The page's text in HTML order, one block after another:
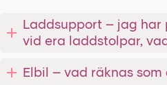
Laddsupport – jag
vid era laddstolpar,
Elbil – vad räknas som